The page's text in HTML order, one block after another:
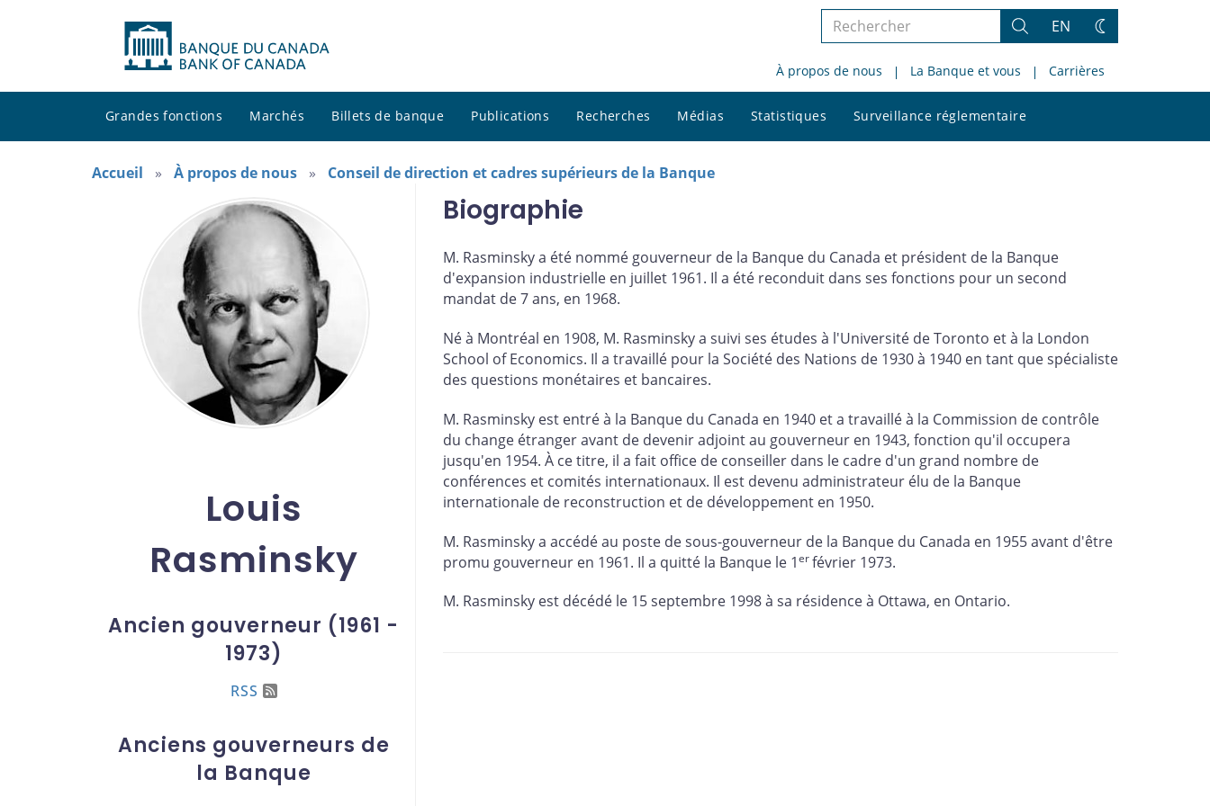
Rechercher
le
site
Rechercher
EN
Changez
thème
À propos de nous La Banque et vous Carrières
Grandes fonctions Marchés Billets de banque Publications Recherches Médias Statistiques Surveillance réglementaire
le
Accueil À propos de nous Conseil de direction et cadres supérieurs de la Banque
Louis
Rasminsky
Ancien gouverneur (1961 -
1973)
RSS
Anciens gouverneurs de
la Banque
Biographie
M. Rasminsky a été nommé gouverneur de la Banque du Canada et président de la Banque
d'expansion industrielle en juillet 1961. Il a été reconduit dans ses fonctions pour un second
mandat de 7 ans, en 1968.
Né à Montréal en 1908, M. Rasminsky a suivi ses études à l'Université de Toronto et à la London
School of Economics. Il a travaillé pour la Société des Nations de 1930 à 1940 en tant que spécialiste
des questions monétaires et bancaires.
M. Rasminsky est entré à la Banque du Canada en 1940 et a travaillé à la Commission de contrôle
du change étranger avant de devenir adjoint au gouverneur en 1943, fonction qu'il occupera
jusqu'en 1954. À ce titre, il a fait office de conseiller dans le cadre d'un grand nombre de
conférences et comités internationaux. Il est devenu administrateur élu de la Banque
internationale de reconstruction et de développement en 1950.
M. Rasminsky a accédé au poste de sous-gouverneur de la Banque du Canada en 1955 avant d'être
promu gouverneur en 1961. Il a quitté la Banque le 1erfévrier 1973.
M. Rasminsky est décédé le 15 septembre 1998 à sa résidence à Ottawa, en Ontario.